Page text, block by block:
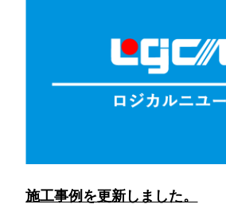
施工事例を更新しました。